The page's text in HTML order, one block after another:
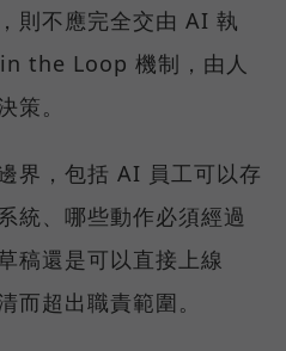
則不應完全交由 AI 執
the Loop 機制，由人
策。
界，包括 AI 員工可以存
統、哪些動作必須經過
稿還是可以直接上線
而超出職責範圍。